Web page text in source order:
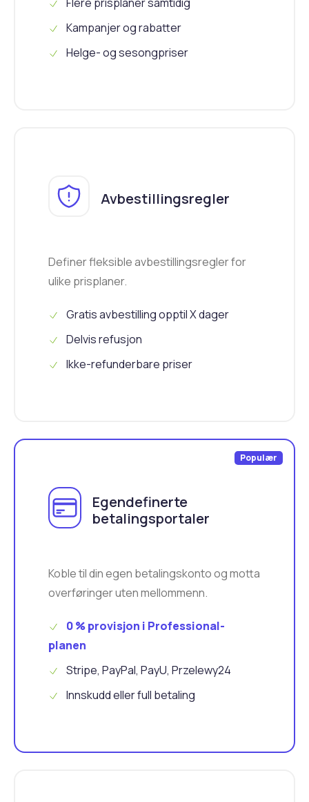
Kampanjer og rabatter
Helge- og sesongpriser
Avbestillingsregler
Definer fleksible avbestillingsregler for
ulike prisplaner.
Gratis avbestilling opptil X dager
Delvis refusjon
Ikke-refunderbare priser
Populær
Egendefinerte
betalingsportaler
Koble til din egen betalingskonto og motta
overføringer uten mellommenn.
0 % provisjon i Professional-
planen
Stripe, PayPal, PayU, Przelewy24
Innskudd eller full betaling